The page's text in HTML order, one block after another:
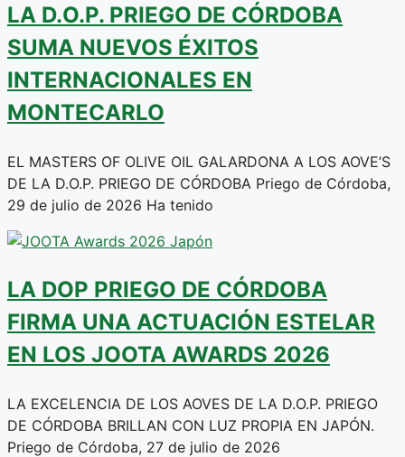
LA D.O.P. PRIEGO DE CÓRDOBA
SUMA NUEVOS ÉXITOS
INTERNACIONALES EN
MONTECARLO
EL MASTERS OF OLIVE OIL GALARDONA A LOS AOVE’S
DE LA D.O.P. PRIEGO DE CÓRDOBA Priego de Córdoba,
29 de julio de 2026 Ha tenido
LA DOP PRIEGO DE CÓRDOBA
FIRMA UNA ACTUACIÓN ESTELAR
EN LOS JOOTA AWARDS 2026
LA EXCELENCIA DE LOS AOVES DE LA D.O.P. PRIEGO
DE CÓRDOBA BRILLAN CON LUZ PROPIA EN JAPÓN.
Priego de Córdoba, 27 de julio de 2026